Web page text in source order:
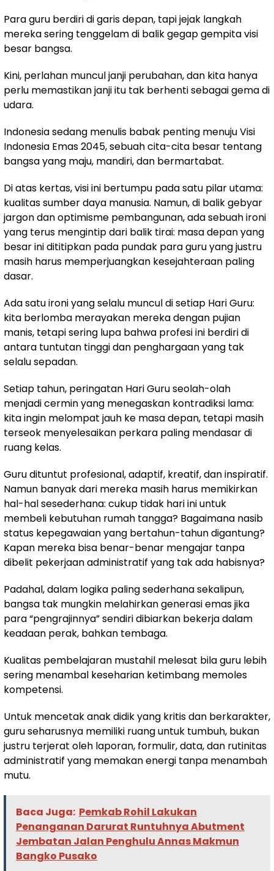
Para guru berdiri di garis depan, tapi jejak langkah
mereka sering tenggelam di balik gegap gempita visi
besar bangsa.
Kini, perlahan muncul janji perubahan, dan kita hanya
perlu memastikan janji itu tak berhenti sebagai gema di
udara.
Indonesia sedang menulis babak penting menuju Visi
Indonesia Emas 2045, sebuah cita-cita besar tentang
bangsa yang maju, mandiri, dan bermartabat.
Di atas kertas, visi ini bertumpu pada satu pilar utama:
kualitas sumber daya manusia. Namun, di balik gebyar
jargon dan optimisme pembangunan, ada sebuah ironi
yang terus mengintip dari balik tirai: masa depan yang
besar ini dititipkan pada pundak para guru yang justru
masih harus memperjuangkan kesejahteraan paling
dasar.
Ada satu ironi yang selalu muncul di setiap Hari Guru:
kita berlomba merayakan mereka dengan pujian
manis, tetapi sering lupa bahwa profesi ini berdiri di
antara tuntutan tinggi dan penghargaan yang tak
selalu sepadan.
Setiap tahun, peringatan Hari Guru seolah-olah
menjadi cermin yang menegaskan kontradiksi lama:
kita ingin melompat jauh ke masa depan, tetapi masih
terseok menyelesaikan perkara paling mendasar di
ruang kelas.
Guru dituntut profesional, adaptif, kreatif, dan inspiratif.
Namun banyak dari mereka masih harus memikirkan
hal-hal sesederhana: cukup tidak hari ini untuk
membeli kebutuhan rumah tangga? Bagaimana nasib
status kepegawaian yang bertahun-tahun digantung?
Kapan mereka bisa benar-benar mengajar tanpa
dibelit pekerjaan administratif yang tak ada habisnya?
Padahal, dalam logika paling sederhana sekalipun,
bangsa tak mungkin melahirkan generasi emas jika
para “pengrajinnya” sendiri dibiarkan bekerja dalam
keadaan perak, bahkan tembaga.
Kualitas pembelajaran mustahil melesat bila guru lebih
sering menambal keseharian ketimbang memoles
kompetensi.
Untuk mencetak anak didik yang kritis dan berkarakter,
guru seharusnya memiliki ruang untuk tumbuh, bukan
justru terjerat oleh laporan, formulir, data, dan rutinitas
administratif yang memakan energi tanpa menambah
mutu.
Baca Juga: Pemkab Rohil Lakukan
Penanganan Darurat Runtuhnya Abutment
Jembatan Jalan Penghulu Annas Makmun
Bangko Pusako